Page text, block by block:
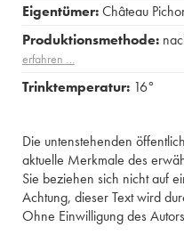
Eigentümer:Château
Produktionsmethode:
erfahren …
Trinktemperatur: 16°
Die untenstehenden
aktuelle Merkmale des
Sie beziehen sich nicht auf
Achtung, dieser Text wird
Ohne Einwilligung des